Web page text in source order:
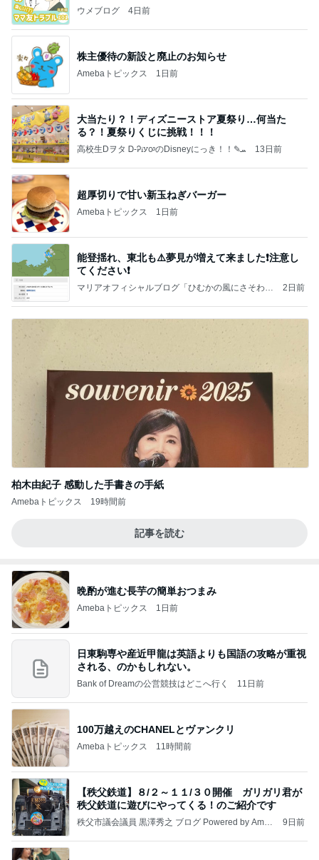
ウメブログ 4日前
株主優待の新設と廃止のお知らせ
Amebaトピックス 1日前
大当たり？！ディズニーストア夏祭り…何当た
る？！夏祭りくじに挑戦！！！
高校生Dヲタ Ꭰ-ᎮꭵꭹꭴのDisneyにっき！！✎ܚ 13日前
超厚切りで甘い新玉ねぎバーガー
Amebaトピックス 1日前
能登揺れ、東北も⚠️夢見が増えて来ました❗️注意し
てください❗️
マリアオフィシャルブログ「ひむかの風にさそわれ
2日前
柏木由紀子 感動した手書きの手紙
Amebaトピックス 19時間前
記事を読む
晩酌が進む長芋の簡単おつまみ
Amebaトピックス 1日前
日東駒専や産近甲龍は英語よりも国語の攻略が重視
される、のかもしれない。
Bank of Dreamの公営競技はどこへ行く 11日前
100万越えのCHANELとヴァンクリ
Amebaトピックス 11時間前
【秩父鉄道】８/２～１１/３０開催 ガリガリ君が
秩父鉄道に遊びにやってくる！のご紹介です
秩父市議会議員 黒澤秀之 ブログ Powered by Ameb
9日前